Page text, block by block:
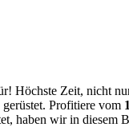
Höchste Zeit, nicht
Profitiere vom
haben wir in diesem